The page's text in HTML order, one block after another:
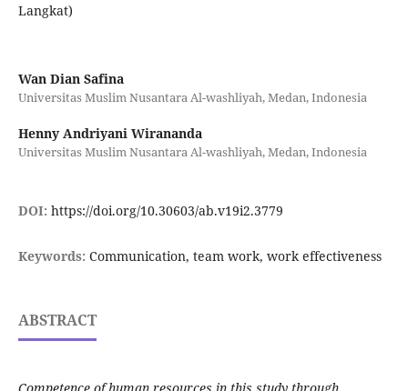
Langkat)
Wan Dian Safina
Universitas Muslim Nusantara Al-washliyah, Medan, Indonesia
Henny Andriyani Wirananda
Universitas Muslim Nusantara Al-washliyah, Medan, Indonesia
DOI: https://doi.org/10.30603/ab.v19i2.3779
Keywords: Communication, team work, work effectiveness
ABSTRACT